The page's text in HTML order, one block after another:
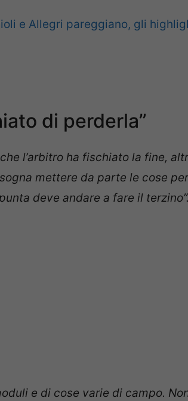
e Allegri pareggiano, gli
di perderla”
l’arbitro ha fischiato la fine,
mettere da parte le cose
deve andare a fare il terzino”.
e di cose varie di campo.